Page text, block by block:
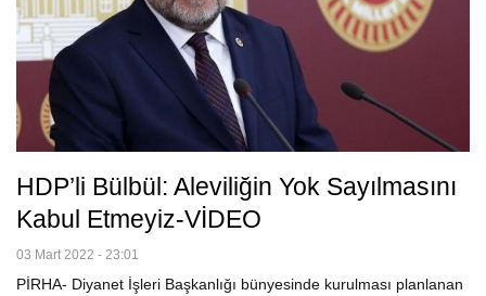
HDP’li Bülbül: Aleviliğin Yok Sayılmasını
Kabul Etmeyiz-VİDEO
03 Mart 2022 - 23:01
PİRHA- Diyanet İşleri Başkanlığı bünyesinde kurulması planlanan